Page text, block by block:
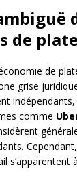
de
de
grise
comme
s’apparentent